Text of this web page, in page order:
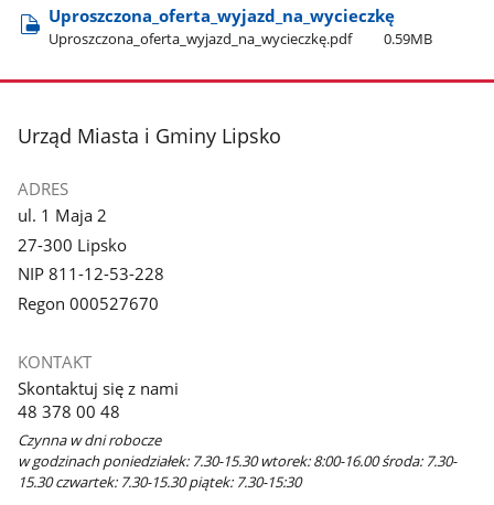
Uproszczona​_oferta​_wyjazd​_na​_wycieczkę
Uproszczona​_oferta​_wyjazd​_na​_wycieczkę.pdf 0.59MB
stopka
Urząd Miasta i Gminy Lipsko
ADRES
ul. 1 Maja 2
27-300 Lipsko
NIP 811-12-53-228
Regon 000527670
KONTAKT
Skontaktuj się z nami
48 378 00 48
Czynna w dni robocze
w godzinach poniedziałek: 7.30-15.30 wtorek: 8:00-16.00 środa: 7.30-
15.30 czwartek: 7.30-15.30 piątek: 7.30-15:30